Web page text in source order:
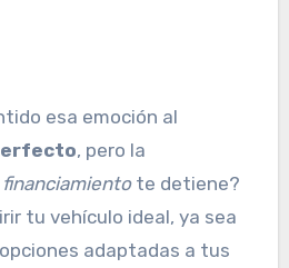
, pero la
financiamientote detiene?
tu vehículo ideal, ya sea
adaptadas a tus